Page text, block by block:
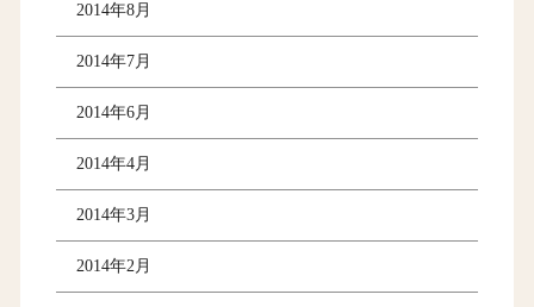
2014年8月
2014年7月
2014年6月
2014年4月
2014年3月
2014年2月